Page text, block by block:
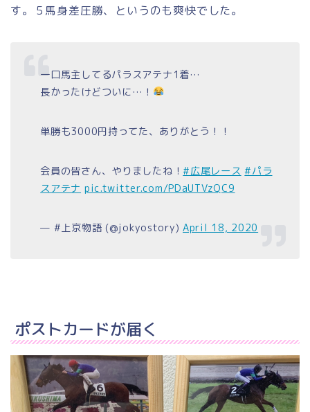
す。５馬身差圧勝、というのも爽快でした。
一口馬主してるパラスアテナ1着…
長かったけどついに…！
単勝も3000円持ってた、ありがとう！！
会員の皆さん、やりましたね！#広尾レース #パラ
スアテナ pic.twitter.com/PDaUTVzQC9
— #上京物語 (@jokyostory)April 18, 2020
ポストカードが届く